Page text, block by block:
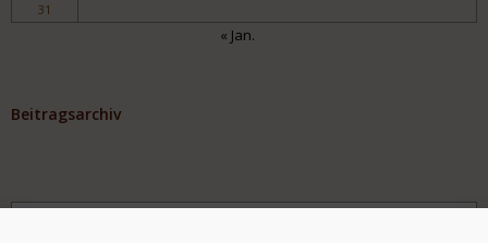
31
« Jan.
Beitragsarchiv
Archiv